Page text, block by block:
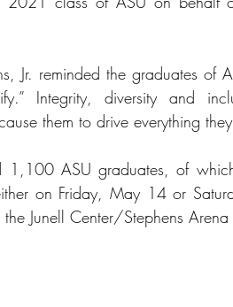
Jr. reminded the graduates of
Integrity, diversity and
them to drive everything
1,100 ASU graduates, of
on Friday, May 14 or
Junell Center/Stephens